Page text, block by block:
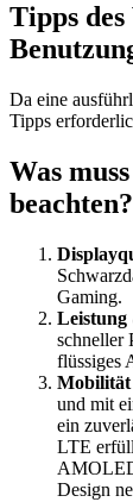
Tipps
Da eine
Tipps
Was
beachten?
Gaming.
Leistung
schneller
flüssiges
und mit
ein
LTE
Design